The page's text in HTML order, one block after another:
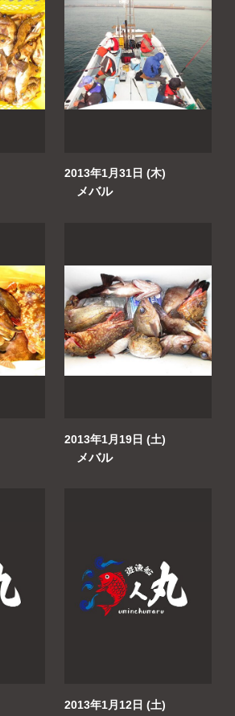
2013年1月31日 (木)
メバル
2013年1月19日 (土)
メバル
2013年1月12日 (土)